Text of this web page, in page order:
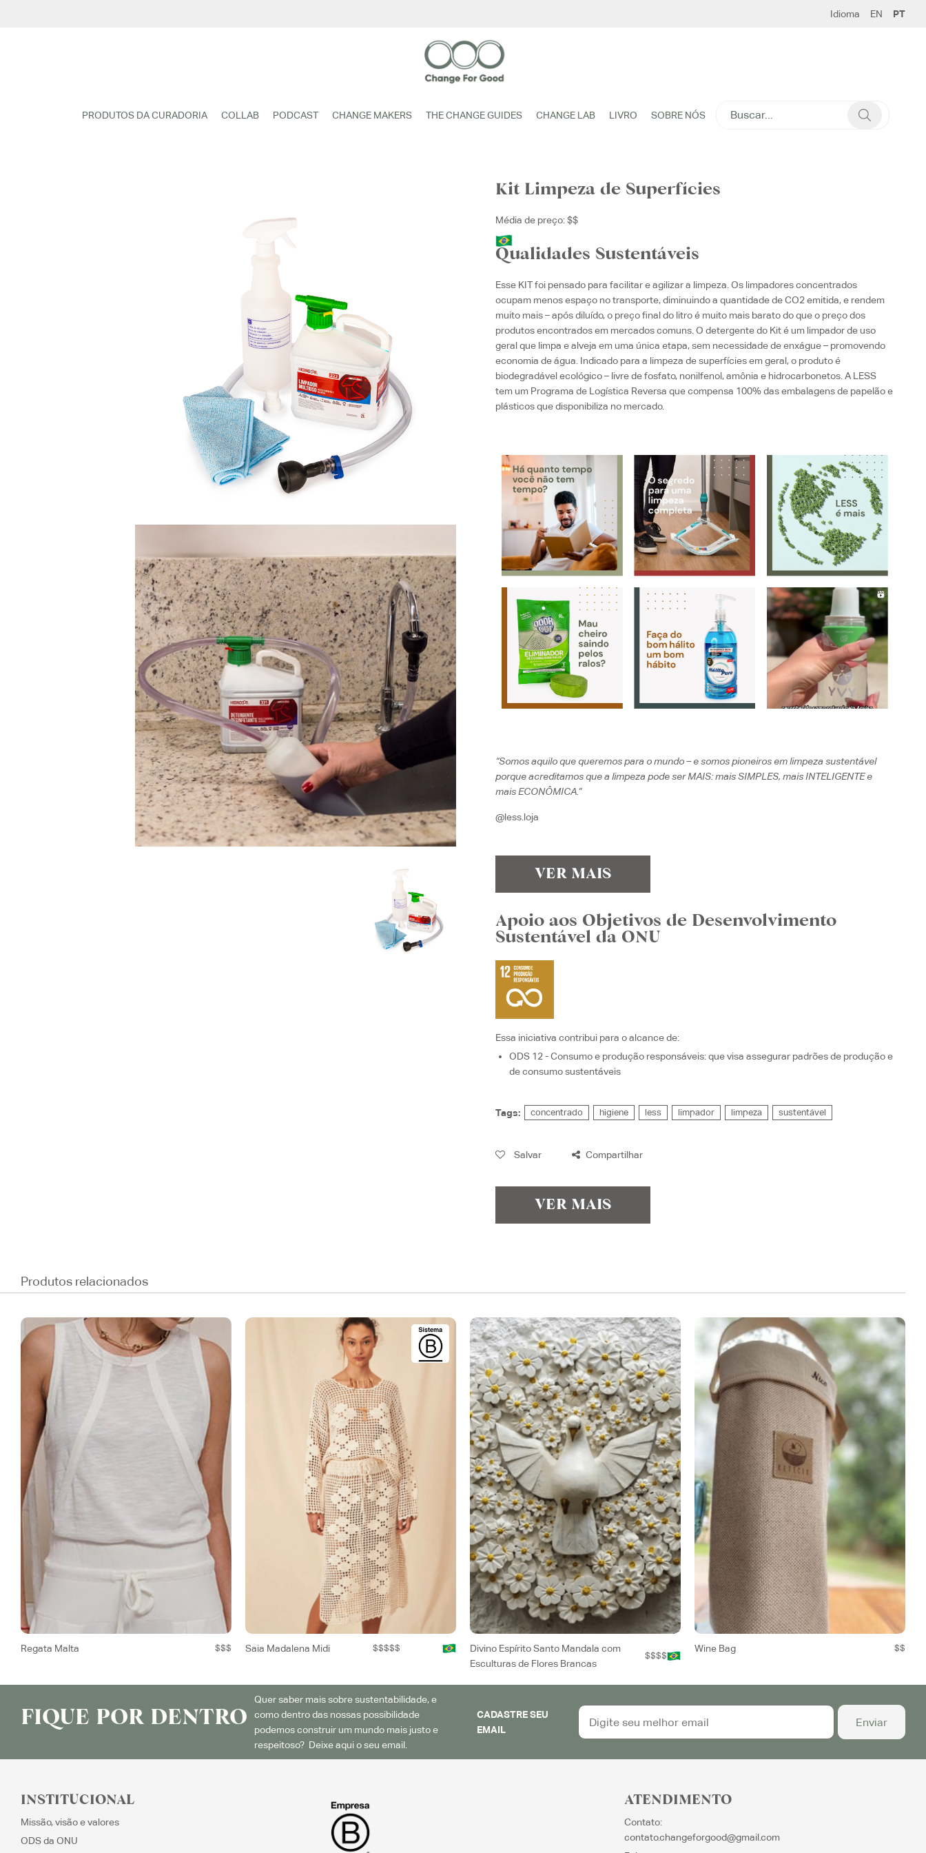
Idioma EN PT
PRODUTOS DA CURADORIA COLLAB PODCAST CHANGE MAKERS THE CHANGE GUIDES CHANGE LAB LIVRO SOBRE NÓS
Kit Limpeza de Superfícies
Média de preço: $$
Qualidades Sustentáveis
Esse KIT foi pensado para facilitar e agilizar a limpeza. Os limpadores concentrados
ocupam menos espaço no transporte, diminuindo a quantidade de CO2 emitida, e rendem
muito mais – após diluído, o preço final do litro é muito mais barato do que o preço dos
produtos encontrados em mercados comuns. O detergente do Kit é um limpador de uso
geral que limpa e alveja em uma única etapa, sem necessidade de enxágue – promovendo
economia de água. Indicado para a limpeza de superfícies em geral, o produto é
biodegradável ecológico – livre de fosfato, nonilfenol, amônia e hidrocarbonetos. A LESS
tem um Programa de Logística Reversa que compensa 100% das embalagens de papelão e
plásticos que disponibiliza no mercado.
“Somos aquilo que queremos para o mundo – e somos pioneiros em limpeza sustentável
porque acreditamos que a limpeza pode ser MAIS: mais SIMPLES, mais INTELIGENTE e
mais ECONÔMICA.”
@less.loja
VER MAIS
Apoio aos Objetivos de Desenvolvimento
Sustentável da ONU
Essa iniciativa contribui para o alcance de:
ODS 12 - Consumo e produção responsáveis: que visaassegurar padrões de produção e
de consumo sustentáveis
Tags: concentrado higiene less limpador limpeza sustentável
Salvar Compartilhar
VER MAIS
Produtos relacionados
Regata Malta $$$ Saia Madalena Midi $$$$$
Divino Espírito Santo Mandala com
Esculturas de Flores Brancas
$$$$
Wine Bag $$
FIQUE POR DENTRO
Quer saber mais sobre sustentabilidade, e
como dentro das nossas possibilidade
podemos construir um mundo mais justo e
respeitoso? Deixe aqui o seu email.
CADASTRE SEU
EMAIL
INSTITUCIONAL
Missão, visão e valores
ODS da ONU
ATENDIMENTO
Contato:
contato.changeforgood@gmail.com